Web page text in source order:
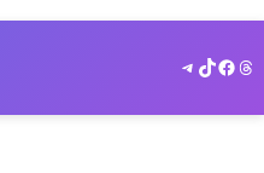
Telegram
TikTok